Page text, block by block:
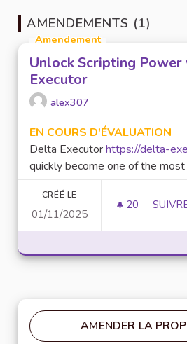
AMENDEMENTS (1)
Amendement
Unlock Scripting
Executor
alex307
EN COURS D'ÉVALUATION
Delta Executorhttps://delta-
quickly become one of the
CRÉÉ LE
01/11/2025
20 20
AMENDER LA